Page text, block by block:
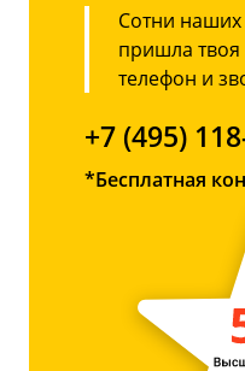
Сотни наших
пришла
телефон и
+7 (495)
*Бесплатная